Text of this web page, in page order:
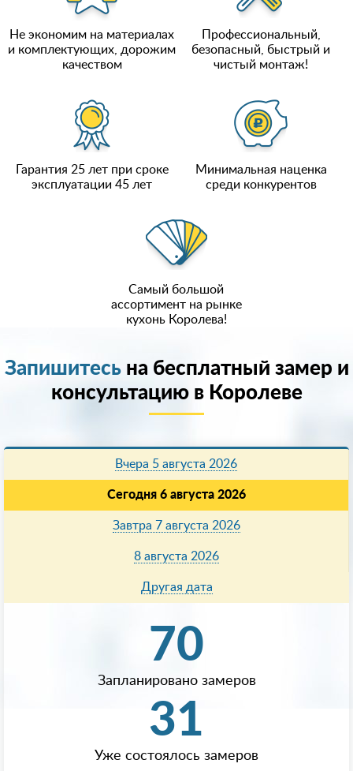
Не экономим на материалах
и комплектующих, дорожим
качеством
Профессиональный,
безопасный, быстрый и
чистый монтаж!
Гарантия 25 лет при сроке
эксплуатации 45 лет
Минимальная наценка
среди конкурентов
Самый большой
ассортимент на рынке
кухонь Королева!
Запишитесьна бесплатный замер и
консультацию в Королеве
Вчера 5 августа 2026
Сегодня 6 августа 2026
Завтра 7 августа 2026
8 августа 2026
Другая дата
70
Запланировано замеров
31
Уже состоялось замеров